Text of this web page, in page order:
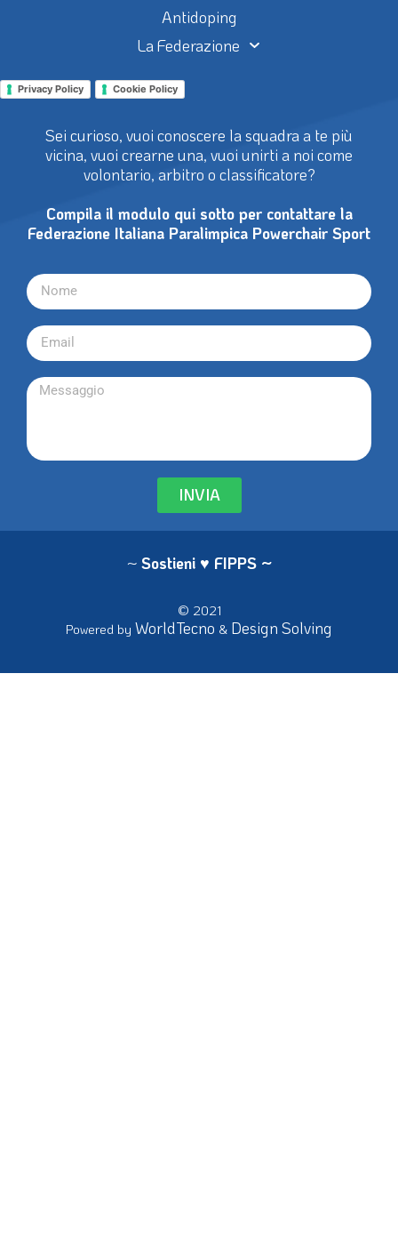
Antidoping
La Federazione
Privacy Policy Cookie Policy
Sei curioso, vuoi conoscere la squadra a te più
vicina, vuoi crearne una, vuoi unirti a noi come
volontario, arbitro o classificatore?
Compila il modulo qui sotto per contattare la
Federazione Italiana Paralimpica Powerchair Sport
INVIA
~ Sostieni ♥ FIPPS ~
© 2021
Powered by WorldTecno & Design Solving